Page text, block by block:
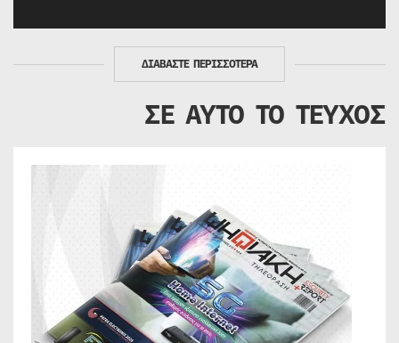
ΔΙΑΒΑΣΤΕ ΠΕΡΙΣΣΟΤΕΡΑ
ΣΕ ΑΥΤΟ ΤΟ ΤΕΥΧΟΣ